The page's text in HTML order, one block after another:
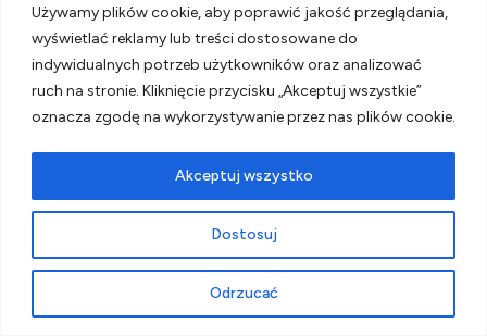
Używamy plików cookie, aby poprawić jakość przeglądania,
wyświetlać reklamy lub treści dostosowane do
indywidualnych potrzeb użytkowników oraz analizować
ruch na stronie. Kliknięcie przycisku „Akceptuj wszystkie”
oznacza zgodę na wykorzystywanie przez nas plików cookie.
Dostosuj
Odrzucać
Akceptuj wszystko
Współpraca
Polityka Prywatności
| Powered by